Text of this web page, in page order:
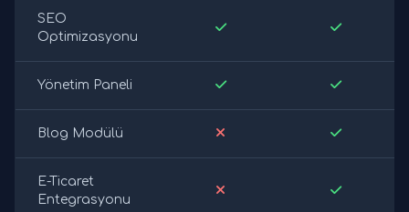
SEO
Optimizasyonu
Yönetim Paneli
Blog Modülü
E-Ticaret
Entegrasyonu